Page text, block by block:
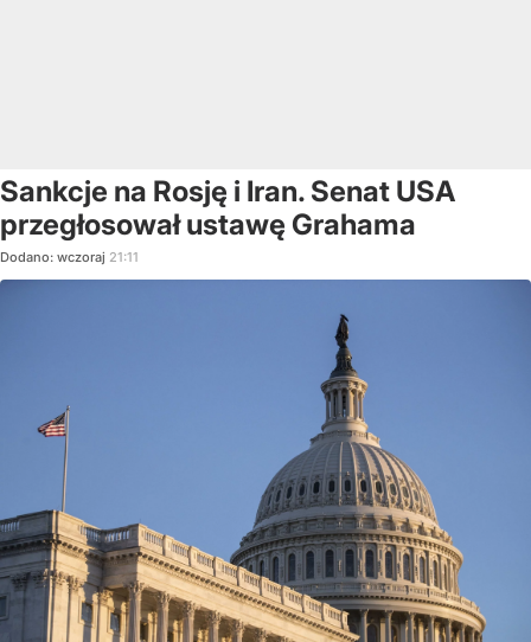
Sankcje na Rosję i Iran. Senat USA
przegłosował ustawę Grahama
Dodano: wczoraj 21:11